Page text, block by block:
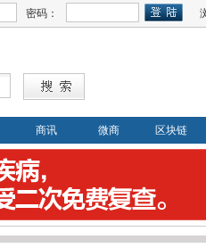
密码：
商讯 微商 区块链